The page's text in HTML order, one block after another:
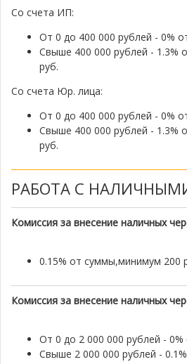
Со счета ИП:
От 0 до 400 000 рублей - 0%
Свыше 400 000 рублей - 1.3%
руб.
Со счета Юр. лица:
От 0 до 400 000 рублей - 0%
Свыше 400 000 рублей - 1.3%
руб.
РАБОТА С
Комиссия за внесение наличных
0.15% от суммы,минимум 200
Комиссия за внесение наличных
От 0 до 2 000 000 рублей -
Свыше 2 000 000 рублей -